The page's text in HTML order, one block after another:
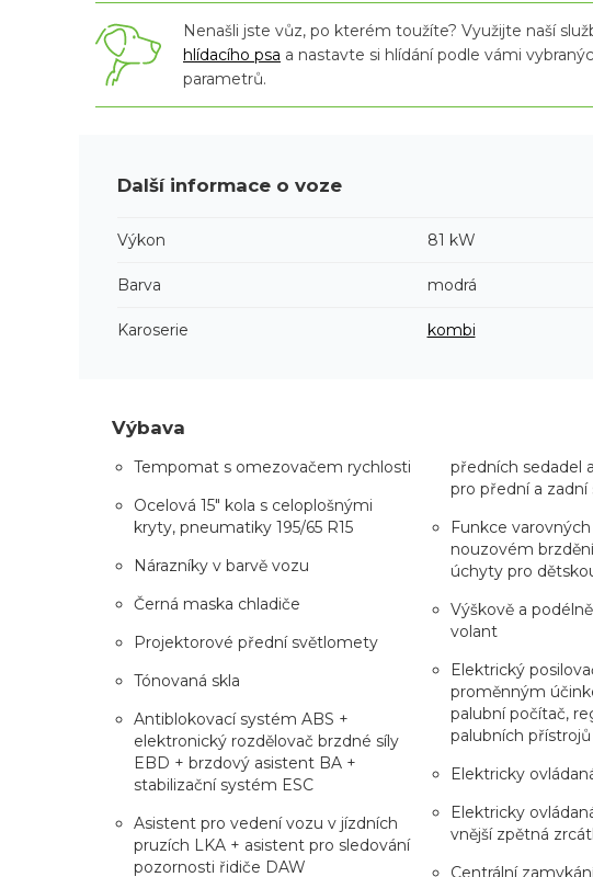
Nenašli jste vůz, po kterém toužíte? Využijte naší
hlídacího psa a nastavte si hlídání podle vámi
parametrů.
Další informace o voze
Výkon 81 kW
Barva modrá
Karoserie kombi
Výbava
Tempomat s omezovačem rychlosti
Ocelová 15" kola s celoplošnými
kryty, pneumatiky 195/65 R15
Nárazníky v barvě vozu
Černá maska chladiče
Projektorové přední světlomety
Tónovaná skla
Antiblokovací systém ABS +
elektronický rozdělovač brzdné síly
EBD + brzdový asistent BA +
stabilizační systém ESC
Asistent pro vedení vozu v jízdních
pruzích LKA + asistent pro sledování
pozornosti řidiče DAW
předních sedadel
pro přední a zadní
Funkce
nouzovém
úchyty pro
Výškově a
volant
Elektrický
proměnným
palubní počítač,
palubních přístrojů
Elektricky
Elektricky
vnější zpětná
Centrální